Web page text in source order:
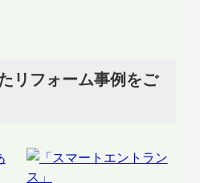
リフォーム事例をご